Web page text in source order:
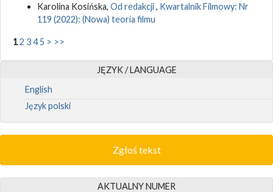
Karolina Kosińska, Od redakcji, Kwartalnik Filmowy: Nr
119 (2022): (Nowa) teoria filmu
12 345 > >>
JĘZYK / LANGUAGE
English
Język polski
Zgłoś tekst
AKTUALNY NUMER